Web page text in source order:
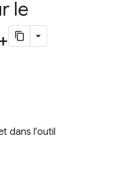
le
dans l'outil